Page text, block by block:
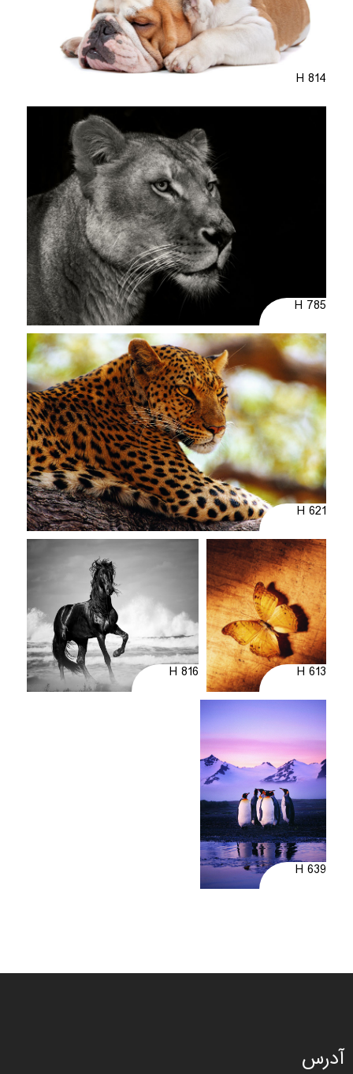
H 814
H 785
H 621
H 613
H 816
H 639
آدرس